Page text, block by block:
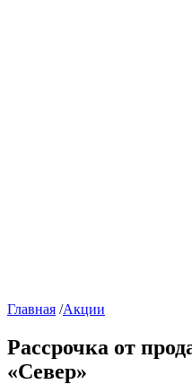
Главная /Акции
Рассрочка от
«Север»